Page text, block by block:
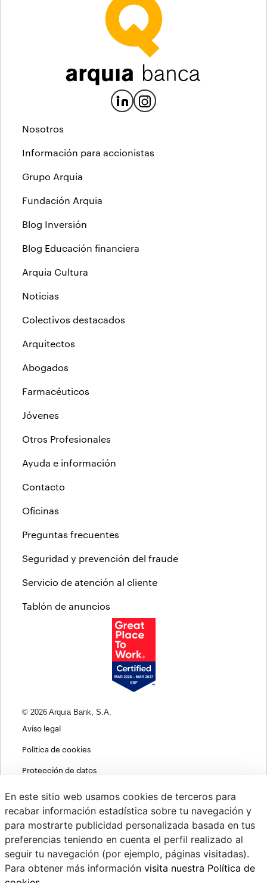
Nosotros
Información para accionistas
Grupo Arquia
Fundación Arquia
Blog Inversión
Blog Educación financiera
Arquia Cultura
Noticias
Colectivos destacados
Arquitectos
Abogados
Farmacéuticos
Jóvenes
Otros Profesionales
Ayuda e información
Contacto
Oficinas
Preguntas frecuentes
Seguridad y prevención del fraude
Servicio de atención al cliente
Tablón de anuncios
© 2026 Arquia Bank, S.A.
Aviso legal
Política de cookies
Protección de datos
MIFID
PSD2
Cambio de divisas
En este sitio web usamos cookies de terceros para
recabar información estadística sobre tu navegación y
para mostrarte publicidad personalizada basada en tus
preferencias teniendo en cuenta el perfil realizado al
seguir tu navegación (por ejemplo, páginas visitadas).
Para obtener más información visita nuestra Política de